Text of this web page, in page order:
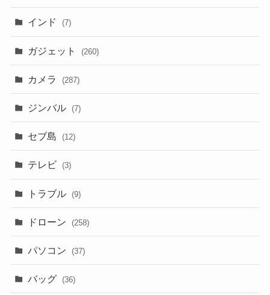
インド (7)
ガジェット (260)
カメラ (287)
ジンバル (7)
セブ島 (12)
テレビ (3)
トラブル (9)
ドローン (258)
パソコン (37)
バッグ (36)